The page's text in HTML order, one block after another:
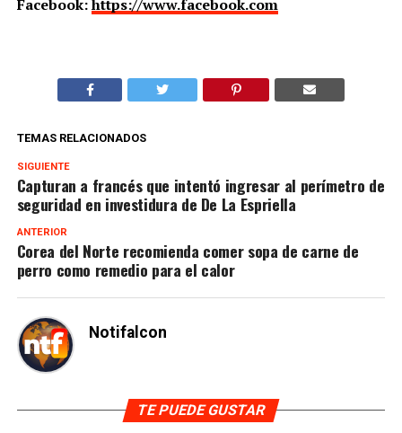
Facebook:https://www.facebook.com
TEMAS RELACIONADOS
SIGUIENTE
Capturan a francés que intentó ingresar al perímetro de
seguridad en investidura de De La Espriella
ANTERIOR
Corea del Norte recomienda comer sopa de carne de
perro como remedio para el calor
Notifalcon
TE PUEDE GUSTAR